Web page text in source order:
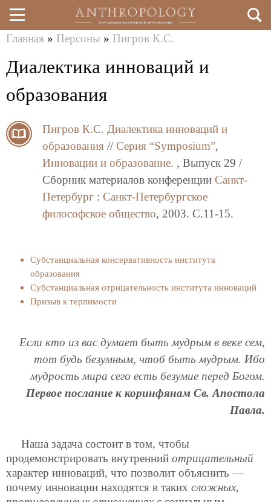
Перейти
к
здесь
Главная » Персоны » Пигров К.С.
Диалектика инноваций и
образования
Пигров К.С. Диалектика инноваций и
образования // Серия “Symposium”,
Инновации и образование. , Выпуск 29 /
Сборник материалов конференции Санкт-
Петербург : Санкт-Петербургское
философское общество, 2003. C.11-15.
Субстанциальная консервативность института
образования
Субстанциальная отрицательность института инноваций
Призыв к терпимости
Если кто из вас думает быть мудрым в веке сем,
тот будь безумным, чтоб быть мудрым. Ибо
мудрость мира сего есть безумие перед Богом.
Первое послание к коринфянам Св. Апостола
Павла.
Наша задача состоит в том, чтобы
продемонстрировать внутренний отрицательный
характер инноваций, что позволит объяснить —
почему инновации находятся в таких сложных,